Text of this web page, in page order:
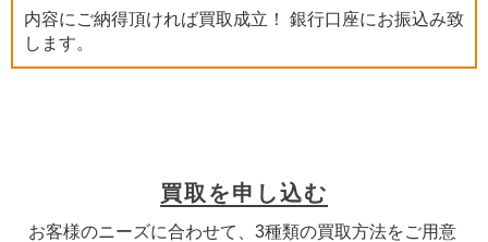
内容にご納得頂ければ買取成立！ 銀行口座にお振込み致
します。
買取を申し込む
お客様のニーズに合わせて、3種類の買取方法をご用意